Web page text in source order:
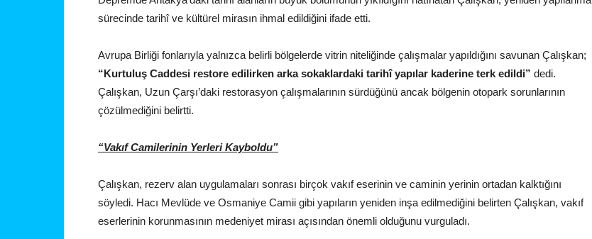
sürecinde tarihî ve kültürel mirasın ihmal edildiğini ifade etti.
Avrupa Birliği fonlarıyla yalnızca belirli bölgelerde vitrin niteliğinde çalışmalar yapıldığını savunan Çalışkan;
“Kurtuluş Caddesi restore edilirken arka sokaklardaki tarihî yapılar kaderine terk edildi” dedi.
Çalışkan, Uzun Çarşı’daki restorasyon çalışmalarının sürdüğünü ancak bölgenin otopark sorunlarının
çözülmediğini belirtti.
“Vakıf Camilerinin Yerleri Kayboldu”
Çalışkan, rezerv alan uygulamaları sonrası birçok vakıf eserinin ve caminin yerinin ortadan kalktığını
söyledi. Hacı Mevlüde ve Osmaniye Camii gibi yapıların yeniden inşa edilmediğini belirten Çalışkan, vakıf
eserlerinin korunmasının medeniyet mirası açısından önemli olduğunu vurguladı.